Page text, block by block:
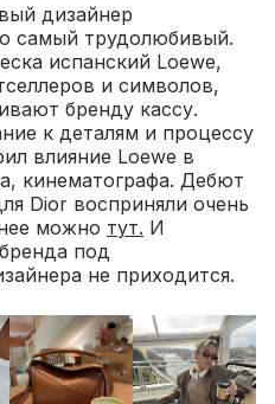
дизайнер
самый трудолюбивый.
испанский Loewe,
и символов,
бренду кассу.
к деталям и процессу
влияние Loewe в
кинематографа. Дебют
Dior восприняли очень
можно тут. И
под
не приходится.